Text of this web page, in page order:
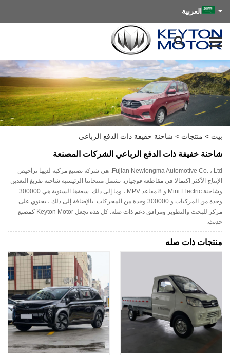
العربية
بيت > منتجات > شاحنة خفيفة ذات الدفع الرباعي
شاحنة خفيفة ذات الدفع الرباعي الشركات المصنعة
Fujian Newlongma Automotive Co. ، Ltd. هي شركة تصنيع مركبة لديها تراخيص
الإنتاج الأكثر اكتمالا في مقاطعة فوجيان. تشمل منتجاتنا الرئيسية شاحنة تفريغ التعدين
وشاحنة Mini Electric و 8 مقاعد MPV ، وما إلى ذلك. سعةها السنوية هي 300000
وحدة من المركبات و 300000 وحدة من المحركات. بالإضافة إلى ذلك ، يحتوي على
مركز للبحث والتطوير ومرافق دعم ذات صلة. كل هذه تجعل Keyton Motor كمصنع
حديث.
منتجات ذات صله